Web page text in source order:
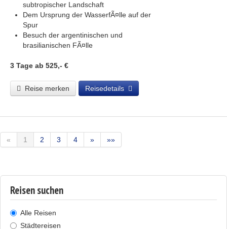
subtropischer Landschaft
Dem Ursprung der WasserfÃ¤lle auf der
Spur
Besuch der argentinischen und
brasilianischen FÃ¤lle
3 Tage ab 525,- €
Reise merken Reisedetails
« 1 2 3 4 » »»
Reisen suchen
Alle Reisen
Städtereisen